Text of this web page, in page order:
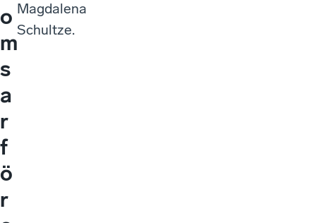
o
m
s
a
r
f
ö
r
Magdalena
Schultze.